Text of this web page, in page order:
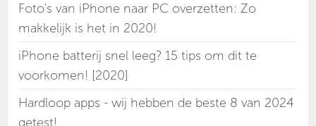
Foto's van iPhone naar PC overzetten: Zo
makkelijk is het in 2020!
iPhone batterij snel leeg? 15 tips om dit te
voorkomen! [2020]
Hardloop apps - wij hebben de beste 8 van 2024
getest!